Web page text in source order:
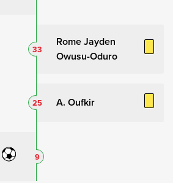
Rome Jayden
Owusu-Oduro
33
A. Oufkir
25
9